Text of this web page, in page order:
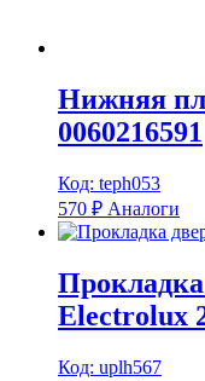
Нижняя
0060216591
Код: teph053
570 ₽ Аналоги
Electrolux
Код: uplh567